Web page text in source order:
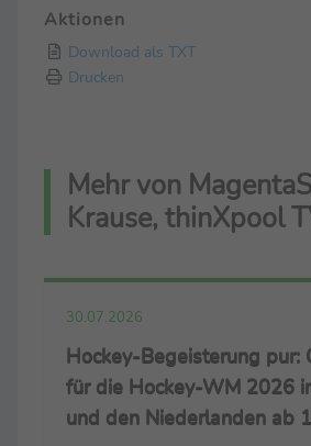
Aktionen
Download als TXT
Drucken
Mehr von
Krause, thinXpool
30.07.2026
Hockey-Begeisterung pur:
für die Hockey-WM 2026
und den Niederlanden ab